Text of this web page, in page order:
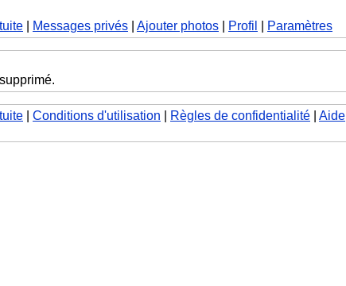
Messages privés Ajouter photos Profil Paramètres
Conditions d'utilisation Règles de confidentialité Aide